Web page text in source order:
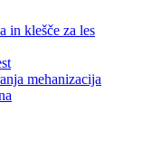
in klešče za les
mehanizacija